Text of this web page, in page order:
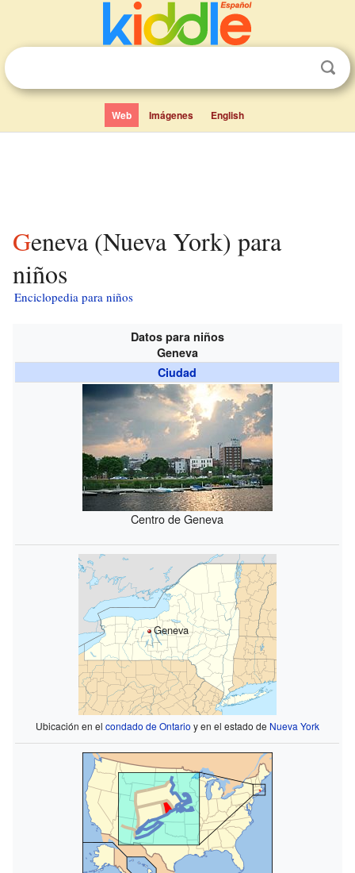
Web Imágenes English
Geneva (Nueva York) para
niños
Enciclopedia para niños
Datos para niños
Geneva
Ciudad
Centro de Geneva
Geneva
Ubicación en el condado de Ontario y en el estado de Nueva York